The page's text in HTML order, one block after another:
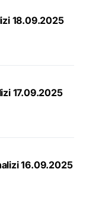
18.09.2025
17.09.2025
16.09.2025